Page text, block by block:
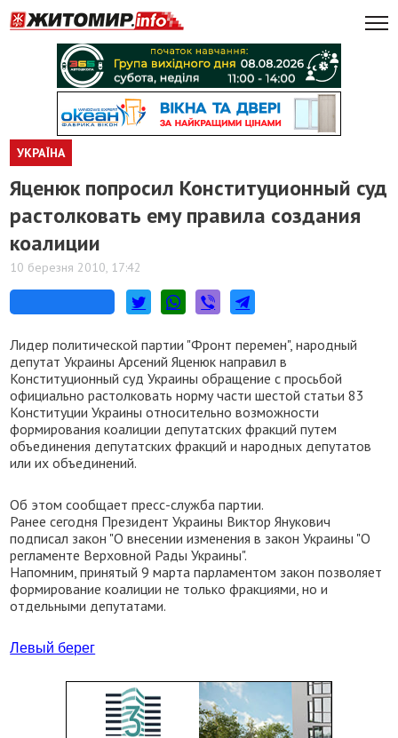
УКРАЇНА
Яценюк попросил Конституционный суд
растолковать ему правила создания
коалиции
10 березня 2010, 17:42
Лидер политической партии "Фронт перемен", народный
депутат Украины Арсений Яценюк направил в
Конституционный суд Украины обращение с просьбой
официально растолковать норму части шестой статьи 83
Конституции Украины относительно возможности
формирования коалиции депутатских фракций путем
объединения депутатских фракций и народных депутатов
или их объединений.
Об этом сообщает пресс-служба партии.
Ранее сегодня Президент Украины Виктор Янукович
подписал закон "О внесении изменения в закон Украины "О
регламенте Верховной Рады Украины".
Напомним, принятый 9 марта парламентом закон позволяет
формирование коалиции не только фракциями, но и
отдельными депутатами.
Левый берег